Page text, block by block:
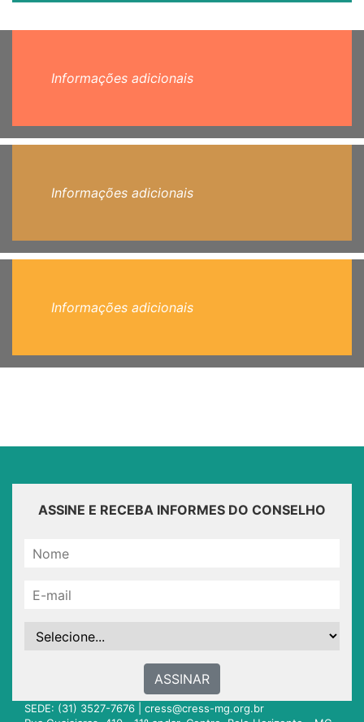
Informações adicionais
Informações adicionais
Informações adicionais
ASSINE E RECEBA INFORMES DO CONSELHO
ASSINAR
SEDE: (31) 3527-7676 | cress@cress-mg.org.br